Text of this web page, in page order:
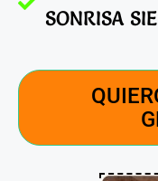
SONRISA